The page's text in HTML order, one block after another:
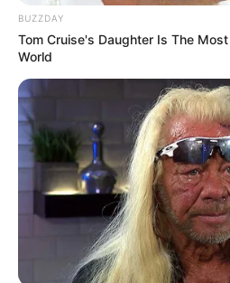
BUZZDAY
Tom Cruise's Daughter Is The
World